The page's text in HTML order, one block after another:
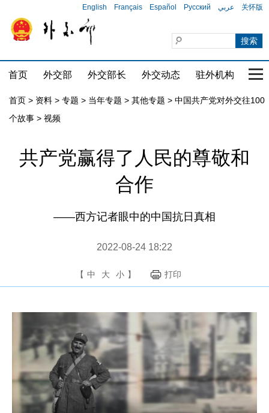
English Français Español Русский عربي 关怀版
首页 外交部 外交部长 外交动态 驻外机构 国
首页 > 资料 > 专题 > 当年专题 > 其他专题 > 中国共产党对外交往100
个故事 > 视频
共产党赢得了人民的尊敬和
合作
——西方记者眼中的中国抗日真相
2022-08-24 18:22
【 中 大 小 】 打印